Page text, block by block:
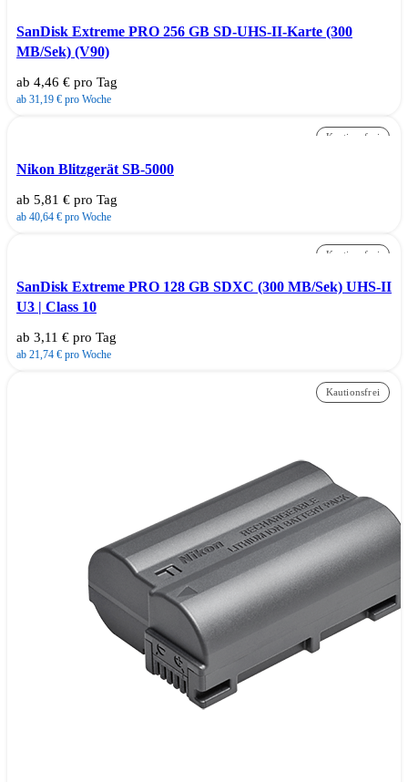
SanDisk Extreme PRO 256 GB SD-UHS-II-Karte (300
MB/Sek) (V90)
ab 4,46 € pro Tag
ab 31,19 € pro Woche
Kautionsfrei
Nikon Blitzgerät SB-5000
ab 5,81 € pro Tag
ab 40,64 € pro Woche
Kautionsfrei
SanDisk Extreme PRO 128 GB SDXC (300 MB/Sek) UHS-II
U3 | Class 10
ab 3,11 € pro Tag
ab 21,74 € pro Woche
Kautionsfrei